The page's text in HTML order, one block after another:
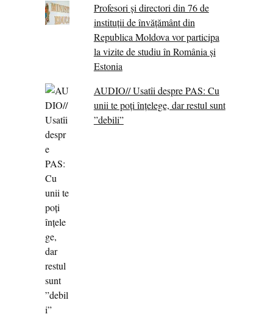
Profesori și directori din 76 de
instituții de învățământ din
Republica Moldova vor participa
la vizite de studiu în România și
Estonia
AUDIO// Usatîi despre PAS: Cu
unii te poți înțelege, dar restul sunt
”debili”